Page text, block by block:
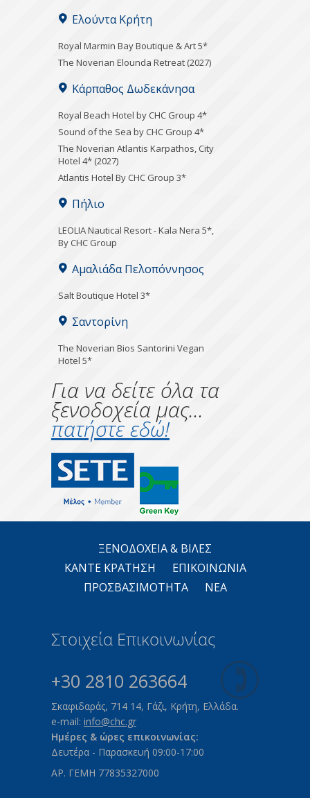
Ελούντα Κρήτη
Royal Marmin Bay Boutique & Art 5*
The Noverian Elounda Retreat (2027)
Κάρπαθος Δωδεκάνησα
Royal Beach Hotel by CHC Group 4*
Sound of the Sea by CHC Group 4*
The Noverian Atlantis Karpathos, City
Hotel 4* (2027)
Atlantis Hotel By CHC Group 3*
Πήλιο
LEOLIA Nautical Resort - Kala Nera 5*,
By CHC Group
Αμαλιάδα Πελοπόννησος
Salt Boutique Hotel 3*
Σαντορίνη
The Noverian Bios Santorini Vegan
Hotel 5*
Για να δείτε όλα τα
ξενοδοχεία μας...
πατήστε εδώ!
ΞΕΝΟΔΟΧΕΙΑ & ΒΙΛΕΣ
ΚΑΝΤΕ KΡΑΤΗΣΗ
ΕΠΙΚΟΙΝΩΝΙΑ
ΠΡΟΣΒΑΣΙΜΟΤΗΤΑ
ΝΕΑ
Στοιχεία Επικοινωνίας
+30 2810 263664
Σκαφιδαράς, 714 14, Γάζι, Κρήτη, Ελλάδα.
e-mail: info@chc.gr
Ημέρες & ώρες επικοινωνίας:
Δευτέρα - Παρασκευή 09:00-17:00
ΑΡ. ΓΕΜΗ 77835327000